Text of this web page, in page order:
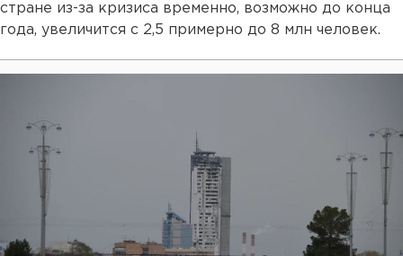
стране из-за кризиса временно, возможно до конца
года, увеличится с 2,5 примерно до 8 млн человек.